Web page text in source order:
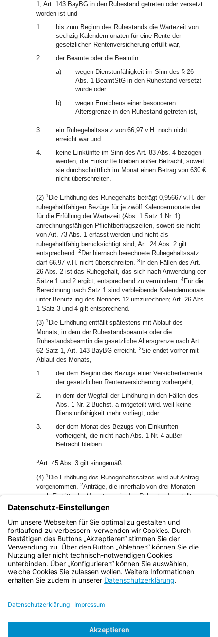
1, Art. 143 BayBG in den Ruhestand getreten oder versetzt
worden ist und
1.
bis zum Beginn des Ruhestands die Wartezeit von
sechzig Kalendermonaten für eine Rente der
gesetzlichen Rentenversicherung erfüllt war,
2.
der Beamte oder die Beamtin
a)
wegen Dienstunfähigkeit im Sinn des § 26
Abs. 1 BeamtStG in den Ruhestand versetzt
wurde oder
b)
wegen Erreichens einer besonderen
Altersgrenze in den Ruhestand getreten ist,
3.
ein Ruhegehaltssatz von 66,97 v.H. noch nicht
erreicht war und
4.
keine Einkünfte im Sinn des Art. 83 Abs. 4 bezogen
werden; die Einkünfte bleiben außer Betracht, soweit
sie durchschnittlich im Monat einen Betrag von 630 €
nicht überschreiten.
(2) 1 Die Erhöhung des Ruhegehalts beträgt 0,95667 v.H. der
ruhegehaltfähigen Bezüge für je zwölf Kalendermonate der
für die Erfüllung der Wartezeit (Abs. 1 Satz 1 Nr. 1)
anrechnungsfähigen Pflichtbeitragszeiten, soweit sie nicht
von Art. 73 Abs. 1 erfasst werden und nicht als
ruhegehaltfähig berücksichtigt sind; Art. 24 Abs. 2 gilt
entsprechend. 2 Der hiernach berechnete Ruhegehaltssatz
darf 66,97 v.H. nicht überschreiten. 3 In den Fällen des Art.
26 Abs. 2 ist das Ruhegehalt, das sich nach Anwendung der
Sätze 1 und 2 ergibt, entsprechend zu vermindern. 4Für die
Berechnung nach Satz 1 sind verbleibende Kalendermonate
unter Benutzung des Nenners 12 umzurechnen; Art. 26 Abs.
1 Satz 3 und 4 gilt entsprechend.
(3) 1 Die Erhöhung entfällt spätestens mit Ablauf des
Monats, in dem der Ruhestandsbeamte oder die
Ruhestandsbeamtin die gesetzliche Altersgrenze nach Art.
62 Satz 1, Art. 143 BayBG erreicht. 2Sie endet vorher mit
Ablauf des Monats,
1.
der dem Beginn des Bezugs einer Versichertenrente
der gesetzlichen Rentenversicherung vorhergeht,
2.
in dem der Wegfall der Erhöhung in den Fällen des
Abs. 1 Nr. 2 Buchst. a mitgeteilt wird, weil keine
Dienstunfähigkeit mehr vorliegt, oder
3.
der dem Monat des Bezugs von Einkünften
vorhergeht, die nicht nach Abs. 1 Nr. 4 außer
Betracht bleiben.
3Art. 45 Abs. 3 gilt sinngemäß.
(4) 1 Die Erhöhung des Ruhegehaltssatzes wird auf Antrag
vorgenommen. 2Anträge, die innerhalb von drei Monaten
nach Eintritt oder Versetzung in den Ruhestand gestellt
werden, gelten als zum Zeitpunkt des Ruhestandseintritts
oder der Ruhestandsversetzung gestellt.
zu einem späteren Zeitpunkt gestellt, so tritt die Erhöhung
vom Beginn des Antragsmonats an ein.
Bayern.de
BayernPortal
Impressum